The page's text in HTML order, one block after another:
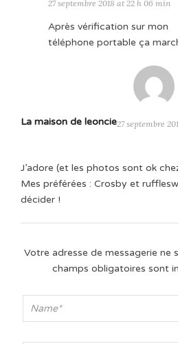
27 septembre 2018 at 22 h 06 min
Après vérification sur mon
téléphone portable ça
La maison de leoncie27 septembre
J’adore (et les photos sont ok
Mes préférées : Crosby et
décider !
Votre adresse de messagerie ne
champs obligatoires sont